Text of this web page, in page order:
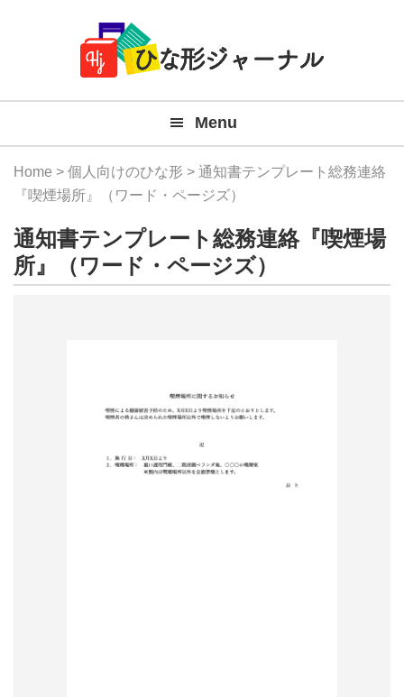
Navigation
料
テ
プ
ー
Menu
Home > 個人向けのひな形 > 通知書テンプレート総務連絡
『喫煙場所』（ワード・ページズ）
通知書テンプレート総務連絡『喫煙場
所』（ワード・ページズ）